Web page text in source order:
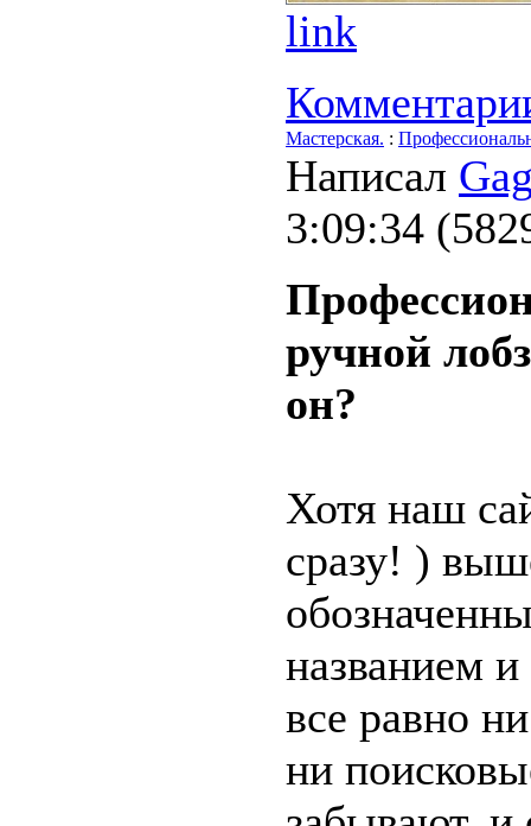
link
Мастерская. :
Написал
3:09:34 (
ручной
он?
Хотя наш
сразу! )
названием
все равно
ни